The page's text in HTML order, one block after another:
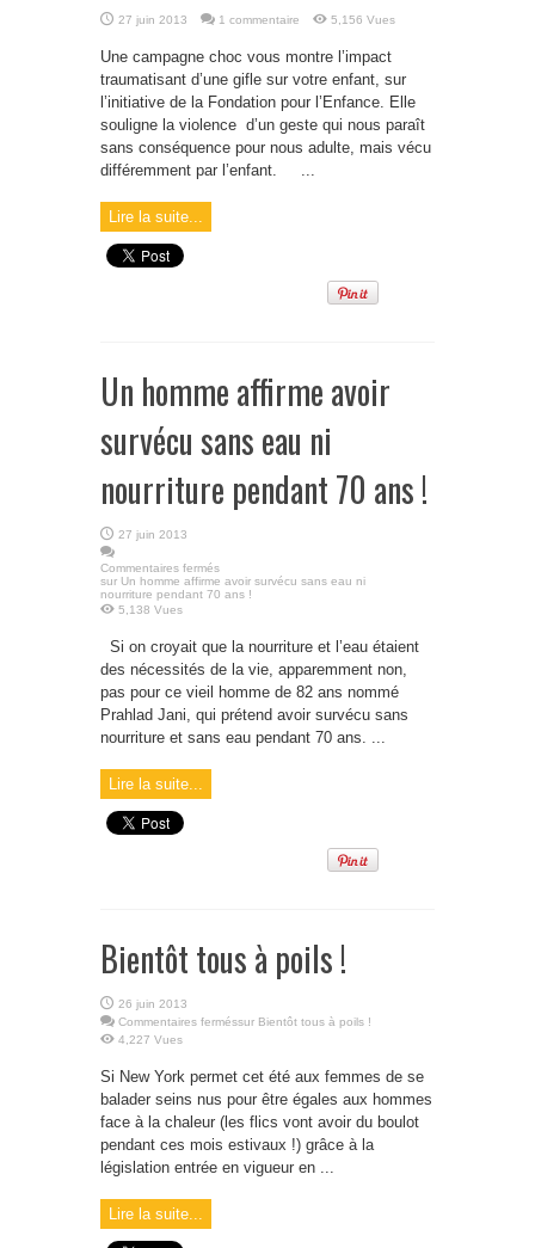
27 juin 2013 1 commentaire 5,156 Vues
Une campagne choc vous montre l’impact
traumatisant d’une gifle sur votre enfant, sur
l’initiative de la Fondation pour l’Enfance. Elle
souligne la violence d’un geste qui nous paraît
sans conséquence pour nous adulte, mais vécu
différemment par l’enfant. ...
Lire la suite...
Un homme affirme avoir
survécu sans eau ni
nourriture pendant 70 ans !
27 juin 2013
Commentaires fermés
sur Un homme affirme avoir survécu sans eau ni
nourriture pendant 70 ans !
5,138 Vues
Si on croyait que la nourriture et l’eau étaient
des nécessités de la vie, apparemment non,
pas pour ce vieil homme de 82 ans nommé
Prahlad Jani, qui prétend avoir survécu sans
nourriture et sans eau pendant 70 ans. ...
Lire la suite...
Bientôt tous à poils !
26 juin 2013
Commentaires ferméssur Bientôt tous à poils !
4,227 Vues
Si New York permet cet été aux femmes de se
balader seins nus pour être égales aux hommes
face à la chaleur (les flics vont avoir du boulot
pendant ces mois estivaux !) grâce à la
législation entrée en vigueur en ...
Lire la suite...